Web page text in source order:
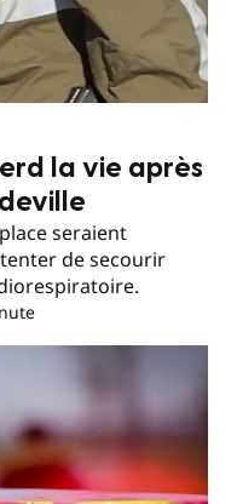
la vie après
seraient
de secourir